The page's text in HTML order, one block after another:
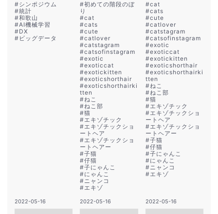
#シンポジウム
#統計
#和歌山
#AI機械学習
#DX
# ビッグデータ
#初めての階段のぼ
り
#cat
#cats
#cute
#catlover
#catstagram
#catsofinstagram
#exotic
#exoticcat
#exotickitten
#exoticshorthair
#exoticshorthairki
tten
#ねこ
#ねこ部
#猫
#エキゾチック
#エキゾチックショ
ートヘア
#エキゾチックショ
ートヘアー
#子猫
#仔猫
#子にゃんこ
#にゃんこ
#ニャンコ
#エキゾ
#cat
#cats
#cute
#catlover
#catstagram
#catsofinstagram
#exotic
#exoticcat
#exotickitten
#exoticshorthair
#exoticshorthairki
tten
#ねこ
#ねこ部
#猫
#エキゾチック
#エキゾチックショ
ートヘア
#エキゾチックショ
ートヘアー
#子猫
#仔猫
#子にゃんこ
#にゃんこ
#ニャンコ
#エキゾ
2022-05-16 2022-05-16 2022-05-16